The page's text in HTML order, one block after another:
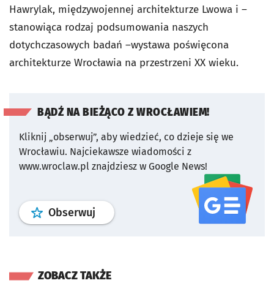
Hawrylak, międzywojennej architekturze Lwowa i –
stanowiąca rodzaj podsumowania naszych
dotychczasowych badań –wystawa poświęcona
architekturze Wrocławia na przestrzeni XX wieku.
BĄDŹ NA BIEŻĄCO Z WROCŁAWIEM!
Kliknij „obserwuj”, aby wiedzieć, co dzieje się we
Wrocławiu. Najciekawsze wiadomości z
www.wroclaw.pl znajdziesz w Google News!
Obserwuj profil serwisu
ZOBACZ TAKŻE